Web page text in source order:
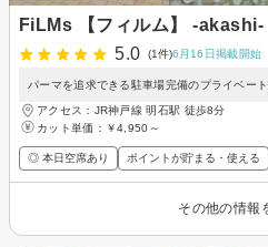
FiLMs 【フィルム】 -akashi-
5.0
(1件)6月16日掲載開始
パーマを追求できる駐車場完備のプライベー
アクセス：JR神戸線 明石駅 徒歩8分
カット単価： ￥4,950～
◎ 本日空席あり ポイントが貯まる・使える
その他の情報